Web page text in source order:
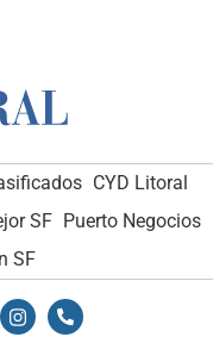
CYD Litoral
SF Puerto Negocios
SF